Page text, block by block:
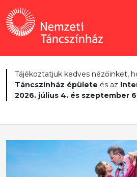
Tájékoztatjuk kedves nézőinket,
Táncszínház épülete és az
2026. július 4. és szeptember